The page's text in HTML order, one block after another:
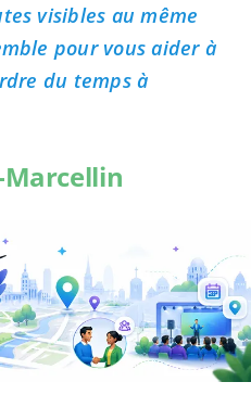
visibles au même
pour vous aider à
du temps à
Marcellin